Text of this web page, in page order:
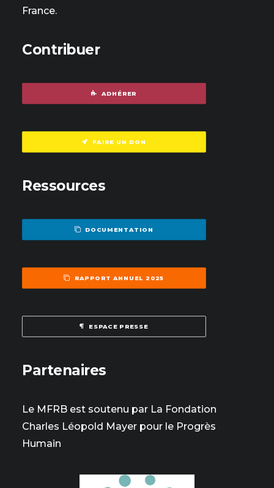
France.
Contribuer
ADHÉRER
FAIRE UN DON
Ressources
DOCUMENTATION
RAPPORT ANNUEL 2025
ESPACE PRESSE
Partenaires
Le MFRB est soutenu par La Fondation
Charles Léopold Mayer pour le Progrès
Humain